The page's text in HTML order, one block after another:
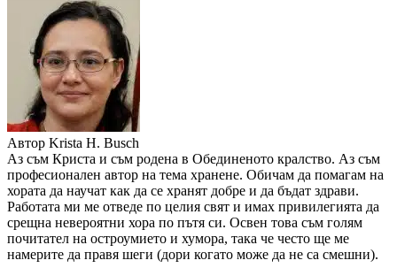
Автор Krista H. Busch
Аз съм Криста и съм родена в Обединеното кралство. Аз съм
професионален автор на тема хранене. Обичам да помагам на
хората да научат как да се хранят добре и да бъдат здрави.
Работата ми ме отведе по целия свят и имах привилегията да
срещна невероятни хора по пътя си. Освен това съм голям
почитател на остроумието и хумора, така че често ще ме
намерите да правя шеги (дори когато може да не са смешни).